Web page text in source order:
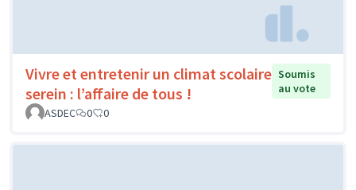
Vivre et entretenir un climat scolaire
serein : l’affaire de tous !
Soumis
au vote
ASDEC
0 0